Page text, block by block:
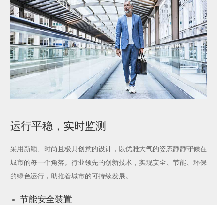
运行平稳，实时监测
采用新颖、时尚且极具创意的设计，以优雅大气的姿态静静守候在
城市的每一个角落。行业领先的创新技术，实现安全、节能、环保
的绿色运行，助推着城市的可持续发展。
节能安全装置